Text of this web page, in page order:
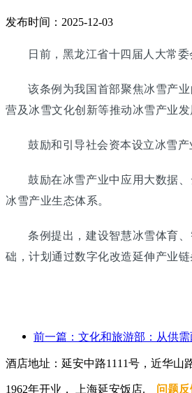
发布时间：2025-12-03
日前，黑龙江省十四届人大常
该条例为我国首部聚焦冰雪产
营及冰雪文化创新等推动冰雪产业
鼓励和引导社会资本设立冰雪
鼓励在冰雪产业中应用大数据
冰雪产业生态体系。
条例提出，建设智慧冰雪体育
础，计划通过数字化改造延伸产业
酒店地址：延安中路1111号，近华山
1962年开业， 上海延安饭店. 问题